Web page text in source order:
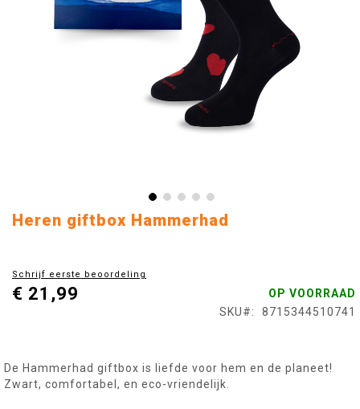
Ga
van
de
Heren giftbox Hammerhad
Schrijf eerste beoordeling
€ 21,99
OP VOORRAAD
SKU
8715344510741
De Hammerhad giftbox is liefde voor hem en de planeet!
Zwart, comfortabel, en eco-vriendelijk.